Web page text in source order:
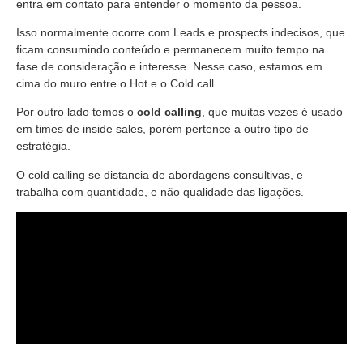
entra em contato para entender o momento da pessoa.
Isso normalmente ocorre com Leads e prospects indecisos, que
ficam consumindo conteúdo e permanecem muito tempo na
fase de consideração e interesse. Nesse caso, estamos em
cima do muro entre o Hot e o Cold call.
Por outro lado temos o cold calling, que muitas vezes é usado
em times de inside sales, porém pertence a outro tipo de
estratégia.
O cold calling se distancia de abordagens consultivas, e
trabalha com quantidade, e não qualidade das ligações.